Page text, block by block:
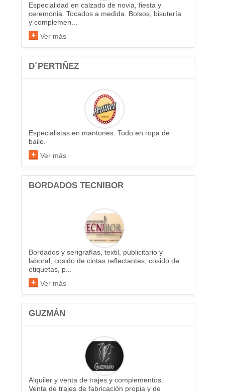
Especialidad en calzado de novia, fiesta y
ceremonia. Tocados a medida. Bolsos, bisutería
y complemen...
Ver más
D´PERTIÑEZ
Especialistas en mantones. Todo en ropa de
baile.
Ver más
BORDADOS TECNIBOR
Bordados y serigrafías, textil, publicitario y
laboral, cosido de cintas reflectantes, cosido de
etiquetas, p...
Ver más
GUZMÁN
Alquiler y venta de trajes y complementos.
Venta de trajes de fabricación propia y de